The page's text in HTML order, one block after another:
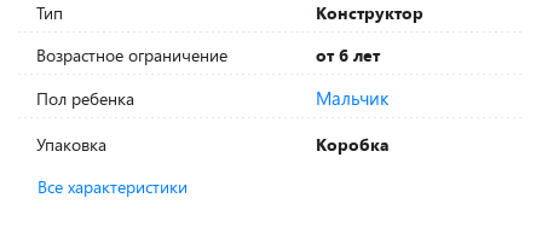
Тип
Конструктор
Возрастное ограничение
от 6 лет
Пол ребенка
Мальчик
Упаковка
Коробка
Все характеристики